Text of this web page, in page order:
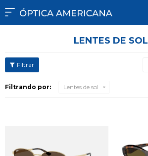

LENTES DE SOL
Filtrando por: Lentes de sol